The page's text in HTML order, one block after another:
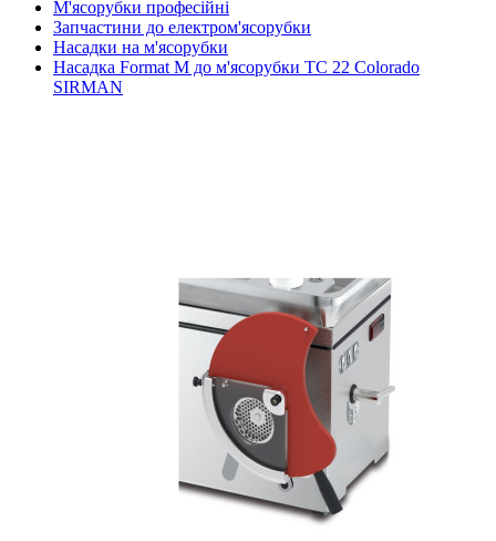
М'ясорубки професійні
Запчастини до електром'ясорубки
Насадки на м'ясорубки
Насадка Format M до м'ясорубки TC 22 Colorado
SIRMAN